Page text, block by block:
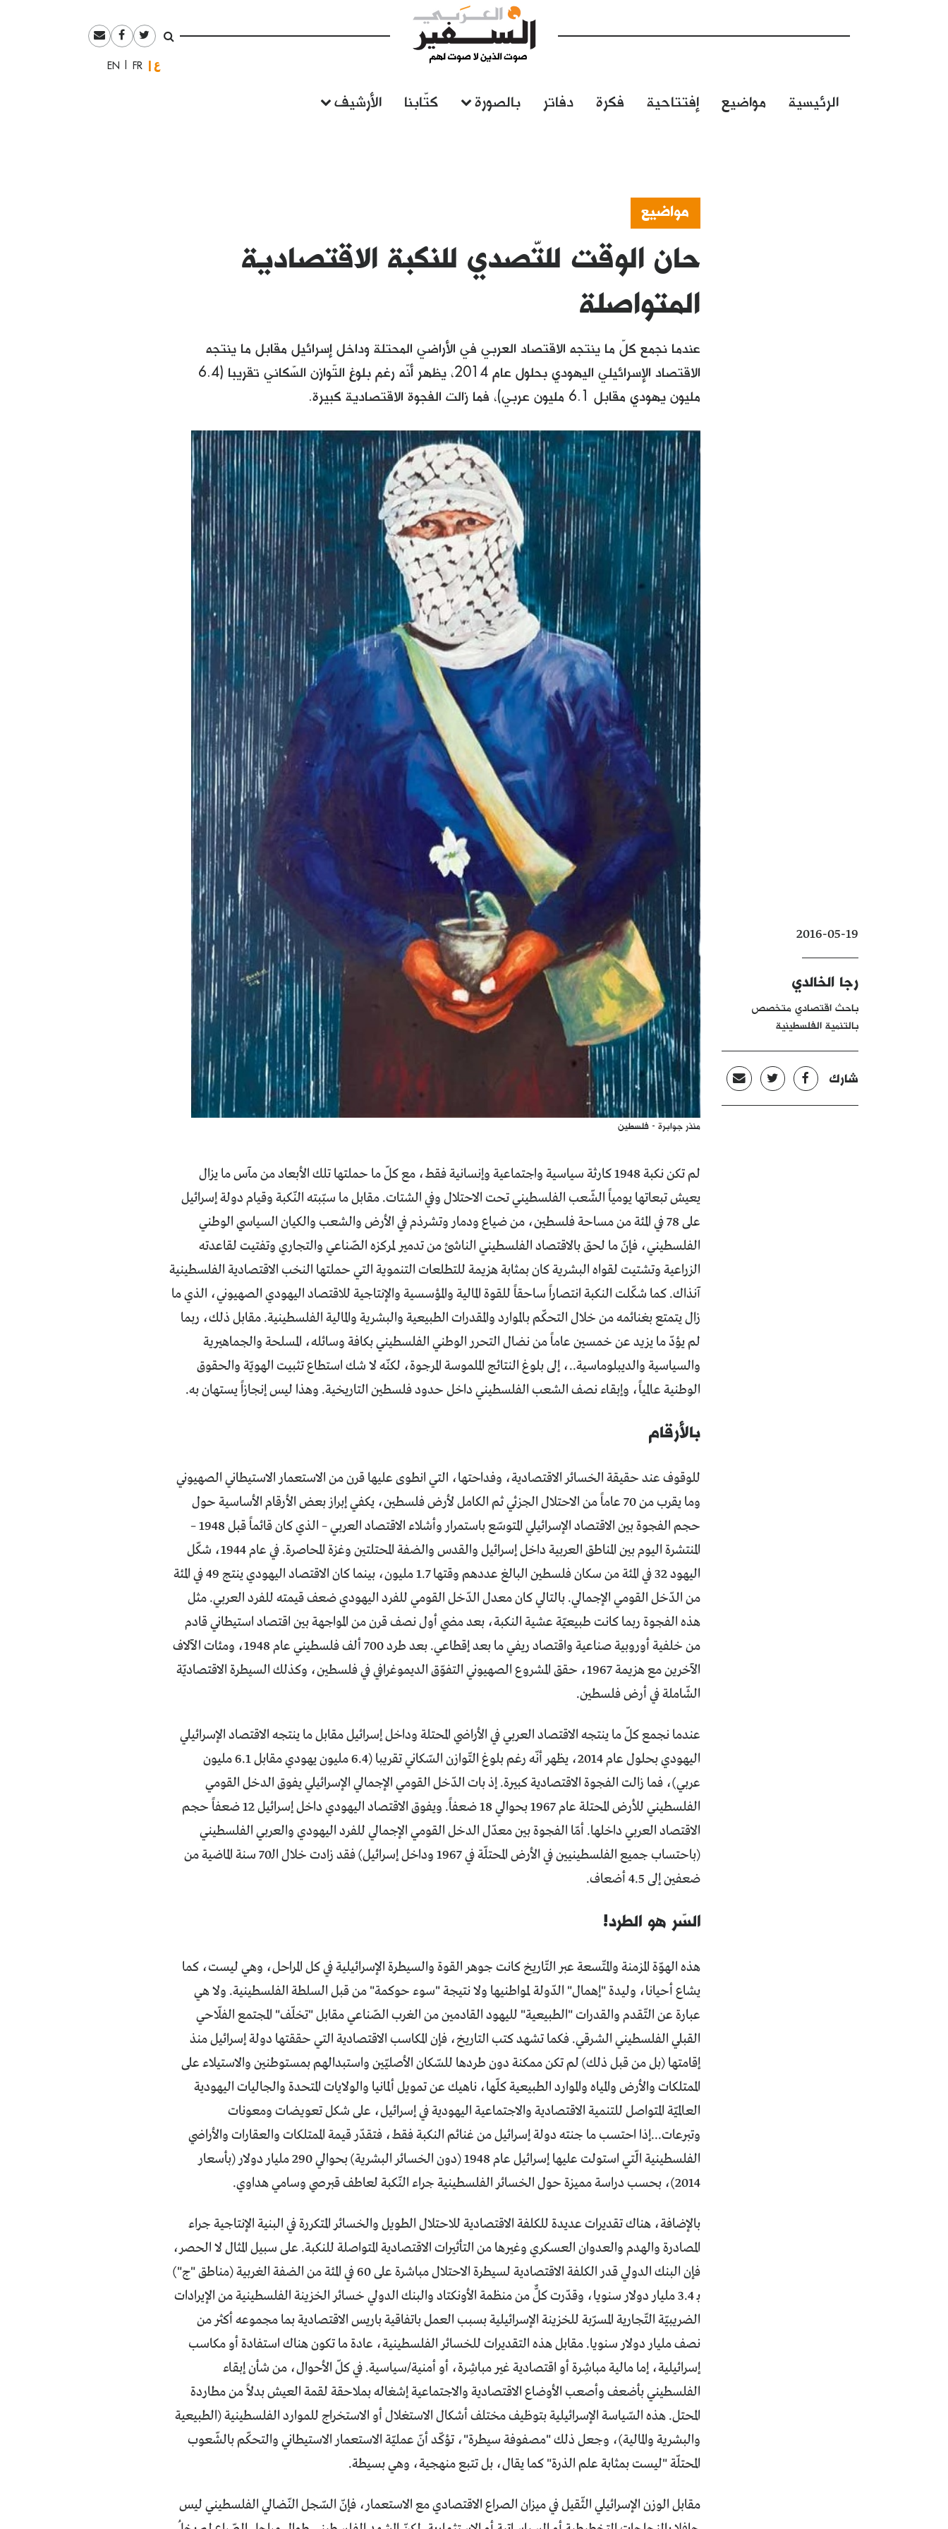
العربيةFrançais
English
الرئيسية مواضيع إفتتاحية فكرة دفاتر بالصورة كتّابنا الأرشيف
مواضيع
حان الوقت للتّصدي للنكبة الاقتصادية
المتواصلة
عندما نجمع كلّ ما ينتجه الاقتصاد العربي في الأراضي المحتلة وداخل إسرائيل مقابل ما ينتجه
الاقتصاد الإسرائيلي اليهودي بحلول عام 2014، يظهر أنّه رغم بلوغ التّوازن السّكاني تقريبا (6.4
مليون يهودي مقابل 6.1 مليون عربي)، فما زالت الفجوة الاقتصادية كبيرة.
2016-05-19
رجا الخالدي
باحث اقتصادي متخصص
بالتنمية الفلسطينية
شارك
منذر جوابرة - فلسطين
لم تكن نكبة 1948 كارثة سياسية واجتماعية وإنسانية فقط، مع كلّ ما حملتها تلك الأبعاد من مآس ما يزال
يعيش تبعاتها يومياً الشّعب الفلسطيني تحت الاحتلال وفي الشتات. مقابل ما سبّبته النّكبة وقيام دولة إسرائيل
على 78 في المئة من مساحة فلسطين، من ضياع ودمار وتشرذم في الأرض والشعب والكيان السياسي الوطني
الفلسطيني، فإنّ ما لحق بالاقتصاد الفلسطيني الناشئ من تدمير لمركزه الصّناعي والتجاري وتفتيت لقاعدته
الزراعية وتشتيت لقواه البشرية كان بمثابة هزيمة للتطلعات التنموية التي حملتها النخب الاقتصادية الفلسطينية
آنذاك. كما شكّلت النكبة انتصاراً ساحقاً للقوة المالية والمؤسسية والإنتاجية للاقتصاد اليهودي الصهيوني، الذي ما
زال يتمتع بغنائمه من خلال التحكّم بالموارد والمقدرات الطبيعية والبشرية والمالية الفلسطينية. مقابل ذلك، ربما
لم يؤدّ ما يزيد عن خمسين عاماً من نضال التحرر الوطني الفلسطيني بكافة وسائله، المسلحة والجماهيرية
والسياسية والديبلوماسية..، إلى بلوغ النتائج الملموسة المرجوة، لكنّه لا شك استطاع تثبيت الهويّة والحقوق
الوطنية عالمياً، وإبقاء نصف الشعب الفلسطيني داخل حدود فلسطين التاريخية. وهذا ليس إنجازاً يستهان به.
بالأرقام
للوقوف عند حقيقة الخسائر الاقتصادية، وفداحتها، التي انطوى عليها قرن من الاستعمار الاستيطاني الصهيوني
وما يقرب من 70 عاماً من الاحتلال الجزئي ثم الكامل لأرض فلسطين، يكفي إبراز بعض الأرقام الأساسية حول
حجم الفجوة بين الاقتصاد الإسرائيلي المتوسّع باستمرار وأشلاء الاقتصاد العربي – الذي كان قائماً قبل 1948 –
المنتشرة اليوم بين المناطق العربية داخل إسرائيل والقدس والضفة المحتلتين وغزة المحاصرة. في عام 1944، شكّل
اليهود 32 في المئة من سكان فلسطين البالغ عددهم وقتها 1.7 مليون، بينما كان الاقتصاد اليهودي ينتج 49 في المئة
من الدّخل القومي الإجمالي. بالتالي كان معدل الدّخل القومي للفرد اليهودي ضعف قيمته للفرد العربي. مثل
هذه الفجوة ربما كانت طبيعيّة عشية النكبة، بعد مضي أول نصف قرن من المواجهة بين اقتصاد استيطاني قادم
من خلفية أوروبية صناعية واقتصاد ريفي ما بعد إقطاعي. بعد طرد 700 ألف فلسطيني عام 1948، ومئات الآلاف
الآخرين مع هزيمة 1967، حقق المشروع الصهيوني التفوّق الديموغرافي في فلسطين، وكذلك السيطرة الاقتصاديّة
الشّاملة في أرض فلسطين.
عندما نجمع كلّ ما ينتجه الاقتصاد العربي في الأراضي المحتلة وداخل إسرائيل مقابل ما ينتجه الاقتصاد الإسرائيلي
اليهودي بحلول عام 2014، يظهر أنّه رغم بلوغ التّوازن السّكاني تقريبا (6.4 مليون يهودي مقابل 6.1 مليون
عربي)، فما زالت الفجوة الاقتصادية كبيرة. إذ بات الدّخل القومي الإجمالي الإسرائيلي يفوق الدخل القومي
الفلسطيني للأرض المحتلة عام 1967 بحوالي 18 ضعفاً. ويفوق الاقتصاد اليهودي داخل إسرائيل 12 ضعفاً حجم
الاقتصاد العربي داخلها. أمّا الفجوة بين معدّل الدخل القومي الإجمالي للفرد اليهودي والعربي الفلسطيني
(باحتساب جميع الفلسطينيين في الأرض المحتلّة في 1967 وداخل إسرائيل) فقد زادت خلال الـ70 سنة الماضية من
ضعفين إلى 4.5 أضعاف.
السّر هو الطرد!
هذه الهوّة المزمنة والمتّسعة عبر التّاريخ كانت جوهر القوة والسيطرة الإسرائيلية في كل المراحل، وهي ليست، كما
يشاع أحيانا، وليدة "إهمال" الدّولة لمواطنيها ولا نتيجة "سوء حوكمة" من قبل السلطة الفلسطينية. ولا هي
عبارة عن التّقدم والقدرات "الطبيعية" لليهود القادمين من الغرب الصّناعي مقابل "تخلّف" المجتمع الفلّاحي
القبلي الفلسطيني الشرقي. فكما تشهد كتب التاريخ، فإن المكاسب الاقتصادية التي حققتها دولة إسرائيل منذ
إقامتها (بل من قبل ذلك) لم تكن ممكنة دون طردها للسّكان الأصليّين واستبدالهم بمستوطنين والاستيلاء على
الممتلكات والأرض والمياه والموارد الطبيعية كلّها، ناهيك عن تمويل ألمانيا والولايات المتحدة والجاليات اليهودية
العالميّة المتواصل للتنمية الاقتصادية والاجتماعية اليهودية في إسرائيل، على شكل تعويضات ومعونات
وتبرعات...إذا احتسب ما جنته دولة إسرائيل من غنائم النكبة فقط، فتقدّر قيمة الممتلكات والعقارات والأراضي
الفلسطينية الّتي استولت عليها إسرائيل عام 1948 (دون الخسائر البشرية) بحوالي 290 مليار دولار (بأسعار
2014)، بحسب دراسة مميزة حول الخسائر الفلسطينية جراء النّكبة لعاطف قبرصي وسامي هداوي.
بالإضافة، هناك تقديرات عديدة للكلفة الاقتصادية للاحتلال الطويل والخسائر المتكررة في البنية الإنتاجية جراء
المصادرة والهدم والعدوان العسكري وغيرها من التأثيرات الاقتصادية المتواصلة للنكبة. على سبيل المثال لا الحصر،
فإن البنك الدولي قدر الكلفة الاقتصادية لسيطرة الاحتلال مباشرة على 60 في المئة من الضفة الغربية (مناطق "ج")
بـ 3.4 مليار دولار سنويا، وقدّرت كلٌّ من منظمة الأونكتاد والبنك الدولي خسائر الخزينة الفلسطينية من الإيرادات
الضريبيّة التّجارية المسرّبة للخزينة الإسرائيلية بسبب العمل باتفاقية باريس الاقتصادية بما مجموعه أكثر من
نصف مليار دولار سنويا. مقابل هذه التقديرات للخسائر الفلسطينية، عادة ما تكون هناك استفادة أو مكاسب
إسرائيلية، إما مالية مباشِرة أو اقتصادية غير مباشِرة، أو أمنية/سياسية. في كلّ الأحوال، من شأن إبقاء
الفلسطيني بأضعف وأصعب الأوضاع الاقتصادية والاجتماعية إشغاله بملاحقة لقمة العيش بدلاً من مطاردة
المحتل. هذه السّياسة الإسرائيلية بتوظيف مختلف أشكال الاستغلال أو الاستخراج للموارد الفلسطينية (الطبيعية
والبشرية والمالية)، وجعل ذلك "مصفوفة سيطرة"، تؤكّد أنّ عمليّة الاستعمار الاستيطاني والتحكّم بالشّعوب
المحتلّة "ليست بمثابة علم الذرة" كما يقال، بل تتبع منهجية، وهي بسيطة.
مقابل الوزن الإسرائيلي الثّقيل في ميزان الصراع الاقتصادي مع الاستعمار، فإنّ السّجل النّضالي الفلسطيني ليس